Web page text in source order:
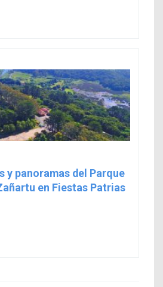
y panoramas del Parque
en Fiestas Patrias